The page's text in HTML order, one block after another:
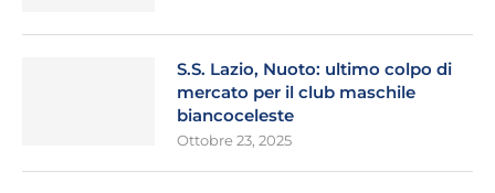
S.S. Lazio, Nuoto: ultimo colpo di
mercato per il club maschile
biancoceleste
Ottobre 23, 2025